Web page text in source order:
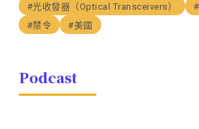
#光收發器（Optical Transceivers）
#禁令
#美國
Podcast